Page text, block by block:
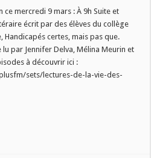
mercredi 9 mars : À 9h Suite et
écrit par des élèves du collège
Handicapés certes, mais pas que.
par Jennifer Delva, Mélina Meurin et
à découvrir ici :
sets/lectures-de-la-vie-des-